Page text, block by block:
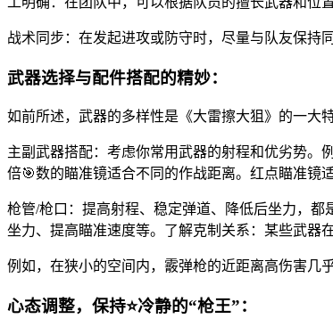
战术同步：在发起进攻或防守时，尽量与队友保持
武器选择与配件搭配的精妙：
如前所述，武器的多样性是《大雷擦大狙》的一大
主副武器搭配：考虑你常用武器的射程和优劣势。
倍🎯数的瞄准镜适合不同的作战距离。红点瞄准镜
枪管/枪口：提高射程、稳定弹道、降低后坐力，
坐力、提高瞄准速度等。了解克制关系：某些武器
例如，在狭小的空间内，霰弹枪的近距离高伤害几
心态调整，保持⭐冷静的“枪王”：